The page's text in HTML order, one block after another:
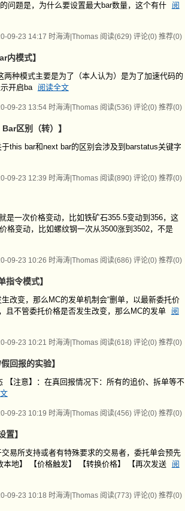
问题是，为什么要设置最大bar数量，这个有什
阅
09-23 14:17 时海涛|Thomas 阅读(629) 评论(0) 推荐(0)
模式】
种模式主要是为了（本人认为）是为了加速代码的
开启ba 阅读全文
09-23 13:54 时海涛|Thomas 阅读(536) 评论(0) 推荐(0)
区别（转）】
this bar和next bar的区别会涉及到barstatus关键字
09-23 12:39 时海涛|Thomas 阅读(890) 评论(0) 推荐(0)
是一次价格变动，比如铁矿石355.5变动到356，这
格变动，比如螺纹钢一次从3500涨到3502，不是
09-23 10:26 时海涛|Thomas 阅读(686) 评论(0) 推荐(0)
令模式】
改变，那么MC的发单机制会“删单，以最新委托价
且不管委托价格是否发生改变，那么MC的发单
阅
09-23 10:21 时海涛|Thomas 阅读(618) 评论(0) 推荐(0)
回报的实验】
注意】：在真回报情况下：所有的追价、拆单等不
09-23 10:19 时海涛|Thomas 阅读(456) 评论(0) 推荐(0)
】
易所支持或者有特殊要求的交易者，委托单会预先
地】 【价格触发】 【转换价格】 【再次发送
阅
09-23 10:18 时海涛|Thomas 阅读(773) 评论(0) 推荐(0)